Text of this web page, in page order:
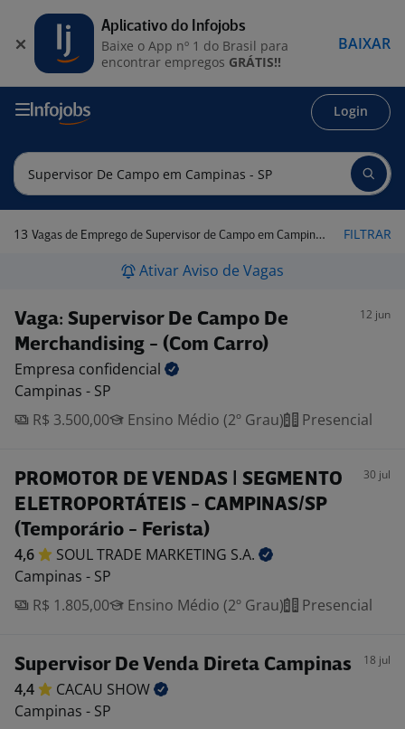
Login
13 Vagas de Emprego de Supervisor de Campo em Campinas - SP FILTRAR
Ativar Aviso de Vagas
Vaga: Supervisor De Campo De
Merchandising - (Com Carro)
12 jun
Empresa confidencial
Campinas - SP
R$ 3.500,00
Ensino Médio (2º Grau) Presencial
PROMOTOR DE VENDAS | SEGMENTO
ELETROPORTÁTEIS - CAMPINAS/SP
(Temporário - Ferista)
30 jul
4,6 SOUL TRADE MARKETING S.A.
Campinas - SP
R$ 1.805,00
Ensino Médio (2º Grau) Presencial
Supervisor De Venda Direta Campinas 18 jul
4,4 CACAU SHOW
Campinas - SP
Aplicativo do Infojobs
Baixe o App nº 1 do Brasil para
encontrar empregos GRÁTIS!!
BAIXAR